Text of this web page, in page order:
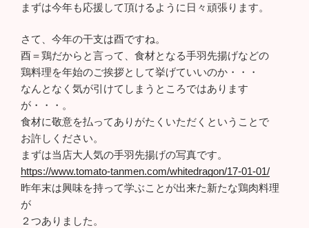
まずは今年も応援して頂けるように日々頑張ります。
さて、今年の干支は酉ですね。
酉＝鶏だからと言って、食材となる手羽先揚げなどの
鶏料理を年始のご挨拶として挙げていいのか・・・
なんとなく気が引けてしまうところではあります
が・・・。
食材に敬意を払ってありがたくいただくということで
お許しください。
まずは当店大人気の手羽先揚げの写真です。
https://www.tomato-tanmen.com/whitedragon/17-01-01/
昨年末は興味を持って学ぶことが出来た新たな鶏肉料理
が
２つありました。